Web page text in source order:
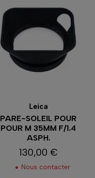
Leica
PARE-SOLEIL POUR
POUR M 35MM F/1.4
ASPH.
Prix
130,00 €
Nous contacter